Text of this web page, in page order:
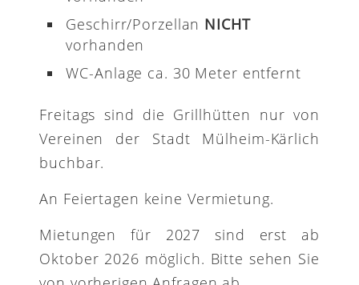
Geschirr/Porzellan NICHT
vorhanden
WC-Anlage ca. 30 Meter entfernt
Freitags sind die Grillhütten nur von
Vereinen der Stadt Mülheim-Kärlich
buchbar.
An Feiertagen keine Vermietung.
Mietungen für 2027 sind erst ab
Oktober 2026 möglich. Bitte sehen Sie